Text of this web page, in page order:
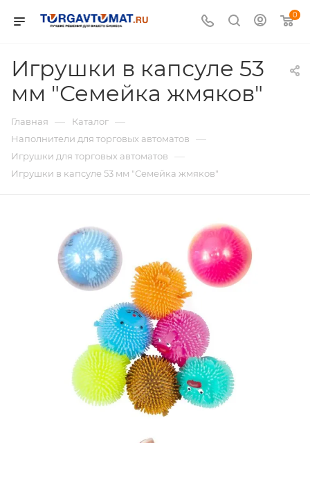
0
Игрушки в капсуле 53
мм "Семейка жмяков"
Главная — Каталог —
Наполнители для торговых автоматов —
Игрушки для торговых автоматов —
Игрушки в капсуле 53 мм "Семейка жмяков"